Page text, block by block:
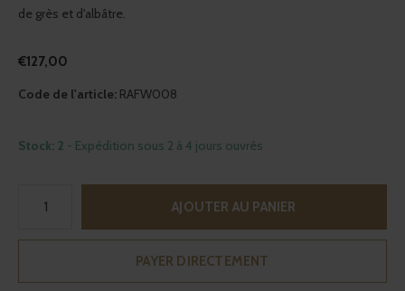
de grès et d'albâtre.
€127,00
Code de l'article: RAFW008
Stock: 2 - Expédition sous 2 à 4 jours ouvrés
AJOUTER AU PANIER
PAYER DIRECTEMENT